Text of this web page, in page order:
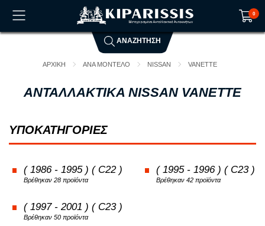
0
Το καλάθι αγορών είναι άδειο!
ΑΝΑΖΗΤΗΣΗ
ΑΡΧΙΚΗ ΑΝΑ ΜΟΝΤΕΛΟ NISSAN VANETTE
ΑΝΤΑΛΛΑΚΤΙΚΑ NISSAN VANETTE
ΥΠΟΚΑΤΗΓΟΡΙΕΣ
( 1986 - 1995 ) ( C22 )
Βρέθηκαν 28 προϊόντα
( 1995 - 1996 ) ( C23 )
Βρέθηκαν 42 προϊόντα
( 1997 - 2001 ) ( C23 )
Βρέθηκαν 50 προϊόντα